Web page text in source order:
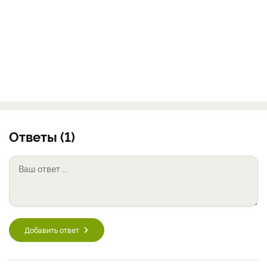
Ответы (1)
Добавить ответ